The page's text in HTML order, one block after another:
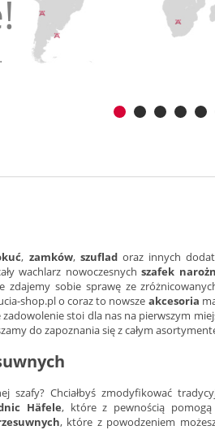
, zamków, szufladoraz innych
wachlarz nowoczesnychszafek
zdajemy sobie sprawę ze
shop.pl o coraz to nowsze akcesoria
zadowolenie stoi dla nas na pierwszym
do zapoznania się z całym
szafy? Chciałbyś zmodyfikować
Häfele, które z pewnością pomogą
, które z powodzeniem